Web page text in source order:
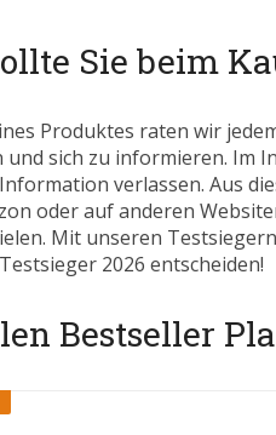
Sie beim
Produktes raten wir
und sich zu informieren. Im
verlassen. Aus
oder auf anderen
Mit unseren
2026 entscheiden!
Bestseller